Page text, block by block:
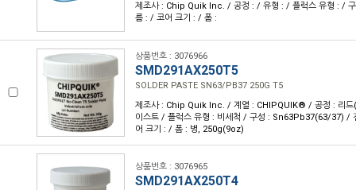
제조사 : Chip Quik Inc. / 공정 : / 유형 : / 플럭스 유형 : /
름 : / 코어 크기 : / 폼 :
상품번호 : 3076966
SMD291AX250T5
SOLDER PASTE SN63/PB37 250G T5
제조사 : Chip Quik Inc. / 계열 : CHIPQUIK® / 공정 : 리드
이스트 / 플럭스 유형 : 비세척 / 구성 : Sn63Pb37(63/37) /
어 크기 : / 폼 : 병, 250g(9oz)
상품번호 : 3076965
SMD291AX250T4